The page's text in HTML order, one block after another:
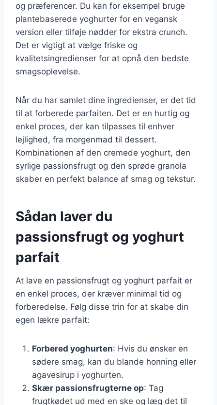
og præferencer. Du kan for eksempel bruge
plantebaserede yoghurter for en vegansk
version eller tilføje nødder for ekstra crunch.
Det er vigtigt at vælge friske og
kvalitetsingredienser for at opnå den bedste
smagsoplevelse.
Når du har samlet dine ingredienser, er det tid
til at forberede parfaiten. Det er en hurtig og
enkel proces, der kan tilpasses til enhver
lejlighed, fra morgenmad til dessert.
Kombinationen af den cremede yoghurt, den
syrlige passionsfrugt og den sprøde granola
skaber en perfekt balance af smag og tekstur.
Sådan laver du
passionsfrugt og yoghurt
parfait
At lave en passionsfrugt og yoghurt parfait er
en enkel proces, der kræver minimal tid og
forberedelse. Følg disse trin for at skabe din
egen lækre parfait:
Forbered yoghurten: Hvis du ønsker en
sødere smag, kan du blande honning eller
agavesirup i yoghurten.
Skær passionsfrugterne op: Tag
frugtkødet ud med en ske og læg det til